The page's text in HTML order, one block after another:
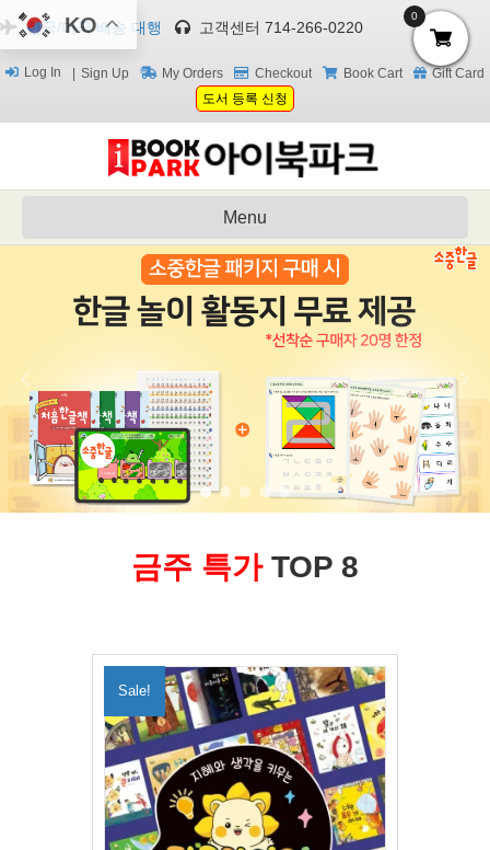
한국/미국 배송 대행 고객센터 714-266-0220
Log In Sign Up My Orders Checkout Book Cart
Gift Card
도서 등록 신청
Menu
금주 특가 TOP 8
Sale!
KO 0